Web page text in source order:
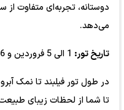
دوستانه، تجربه‌ای متفاوت
می‌دهد.
تاریخ تور:
در طول تور فیلبند تا نمک
تا شما از لحظات زیبای طبیعت